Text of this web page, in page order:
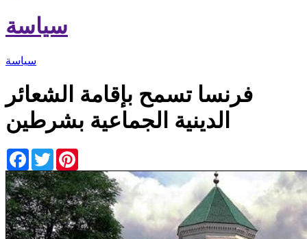
سياسة
سياسة
فرنسا تسمح بإقامة الشعائر
الدينية الجماعية بشرطين
Facebook
Twitter